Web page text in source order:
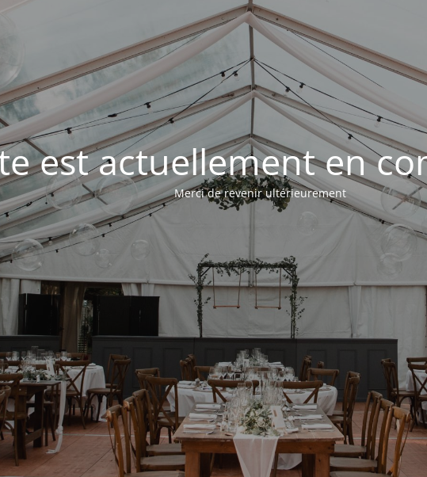
est actuellement en
Merci de revenir ultérieurement